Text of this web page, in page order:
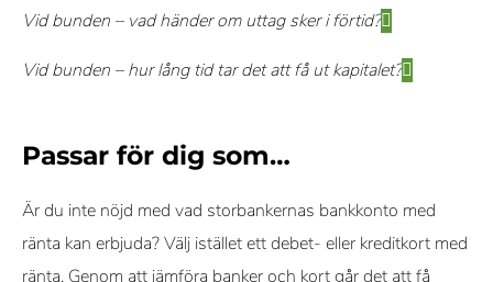
Vid bunden – vad händer om uttag sker i förtid?
Vid bunden – hur lång tid tar det att få ut kapitalet?
Passar för dig som…
Är du inte nöjd med vad storbankernas bankkonto med
ränta kan erbjuda? Välj istället ett debet- eller kreditkort med
ränta. Genom att jämföra banker och kort går det att få